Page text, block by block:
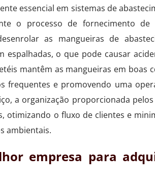
essencial em sistemas de
o processo de fornecimento de
as mangueiras de
o que pode causar
mantêm as mangueiras em boas
frequentes e promovendo uma
a organização proporcionada
otimizando o fluxo de clientes e
ambientais.
empresa para